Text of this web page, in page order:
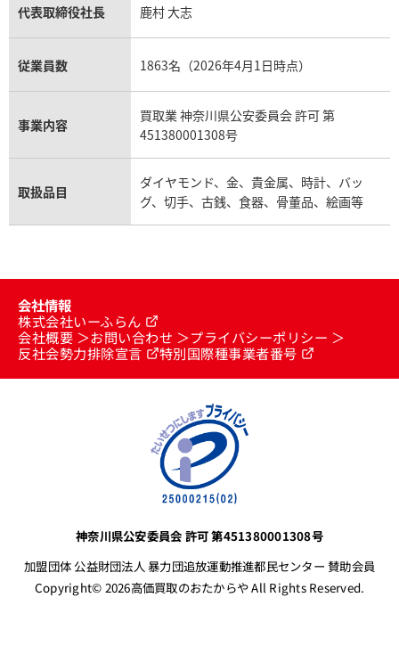
代表取締役社長 鹿村 大志
従業員数 1863名（2026年4月1日時点）
事業内容
買取業 神奈川県公安委員会 許可 第
451380001308号
取扱品目
ダイヤモンド、金、貴金属、時計、バッ
グ、切手、古銭、食器、骨董品、絵画等
会社情報
株式会社いーふらん
会社概要
お問い合わせ
プライバシーポリシー
反社会勢力排除宣言
特別国際種事業者番号
神奈川県公安委員会 許可 第451380001308号
加盟団体 公益財団法人 暴力団追放運動推進都民センター 賛助会員
Copyright© 2026高価買取のおたからや All Rights Reserved.